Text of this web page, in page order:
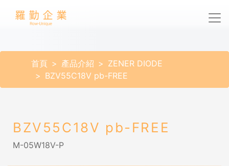
首頁 產品介紹
ZENER DIODE
BZV55C18V pb-FREE
BZV55C18V pb-FREE
M-05W18V-P